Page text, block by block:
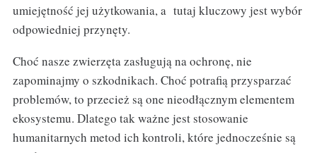
umiejętność jej użytkowania, a tutaj kluczowy jest wybór
odpowiedniej przynęty.
Choć nasze zwierzęta zasługują na ochronę, nie
zapominajmy o szkodnikach. Choć potrafią przysparzać
problemów, to przecież są one nieodłącznym elementem
ekosystemu. Dlatego tak ważne jest stosowanie
humanitarnych metod ich kontroli, które jednocześnie są